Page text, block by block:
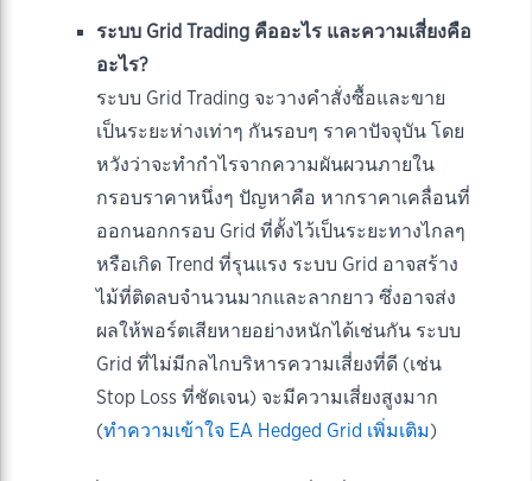
ระบบ Grid Trading คืออะไร และความเสี่ยงคือ
อะไร?
ระบบ Grid Trading จะวางคำสั่งซื้อและขาย
เป็นระยะห่างเท่าๆ กันรอบๆ ราคาปัจจุบัน โดย
หวังว่าจะทำกำไรจากความผันผวนภายใน
กรอบราคาหนึ่งๆ ปัญหาคือ หากราคาเคลื่อนที่
ออกนอกกรอบ Grid ที่ตั้งไว้เป็นระยะทางไกลๆ
หรือเกิด Trend ที่รุนแรง ระบบ Grid อาจสร้าง
ไม้ที่ติดลบจำนวนมากและลากยาว ซึ่งอาจส่ง
ผลให้พอร์ตเสียหายอย่างหนักได้เช่นกัน ระบบ
Grid ที่ไม่มีกลไกบริหารความเสี่ยงที่ดี (เช่น
Stop Loss ที่ชัดเจน) จะมีความเสี่ยงสูงมาก
(ทำความเข้าใจ EA Hedged Grid เพิ่มเติม)